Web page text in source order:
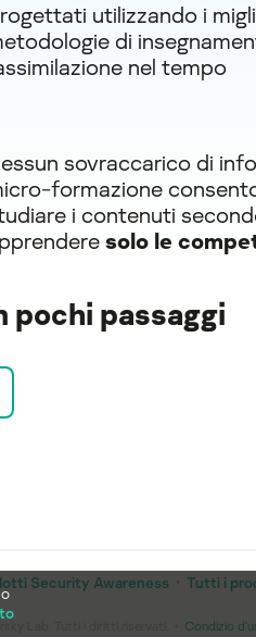
utilizzando i
di
nel tempo
sovraccarico di
formazione
i contenuti
solo le
pochi passaggi
Security Awareness Tutti i
Lab. Tutti i diritti riservati. Condizio